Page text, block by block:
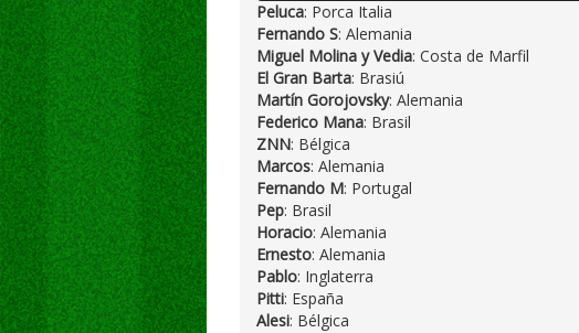
Peluca: Porca Italia
Fernando S: Alemania
Miguel Molina y Vedia: Costa de Marfil
El Gran Barta: Brasiú
Martín Gorojovsky: Alemania
Federico Mana: Brasil
ZNN: Bélgica
Marcos: Alemania
Fernando M: Portugal
Pep: Brasil
Horacio: Alemania
Ernesto: Alemania
Pablo: Inglaterra
Pitti: España
Alesi: Bélgica